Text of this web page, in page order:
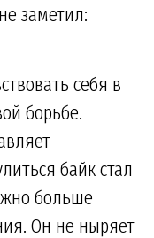
заметил:
себя в
борьбе.
байк стал
больше
Он не ныряет